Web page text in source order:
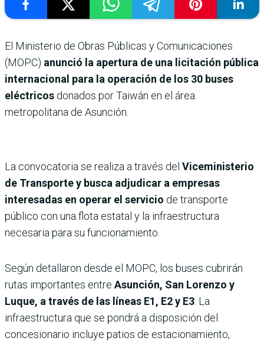
El Ministerio de Obras Públicas y Comunicaciones
(MOPC) anunció la apertura de una licitación pública
internacional para la operación de los 30 buses
eléctricos donados por Taiwán en el área
metropolitana de Asunción.
La convocatoria se realiza a través del Viceministerio
de Transporte y busca adjudicar a empresas
interesadas en operar el servicio de transporte
público con una flota estatal y la infraestructura
necesaria para su funcionamiento.
Según detallaron desde el MOPC, los buses cubrirán
rutas importantes entre Asunción, San Lorenzo y
Luque, a través de las líneas E1, E2 y E3 . La
infraestructura que se pondrá a disposición del
concesionario incluye patios de estacionamiento,